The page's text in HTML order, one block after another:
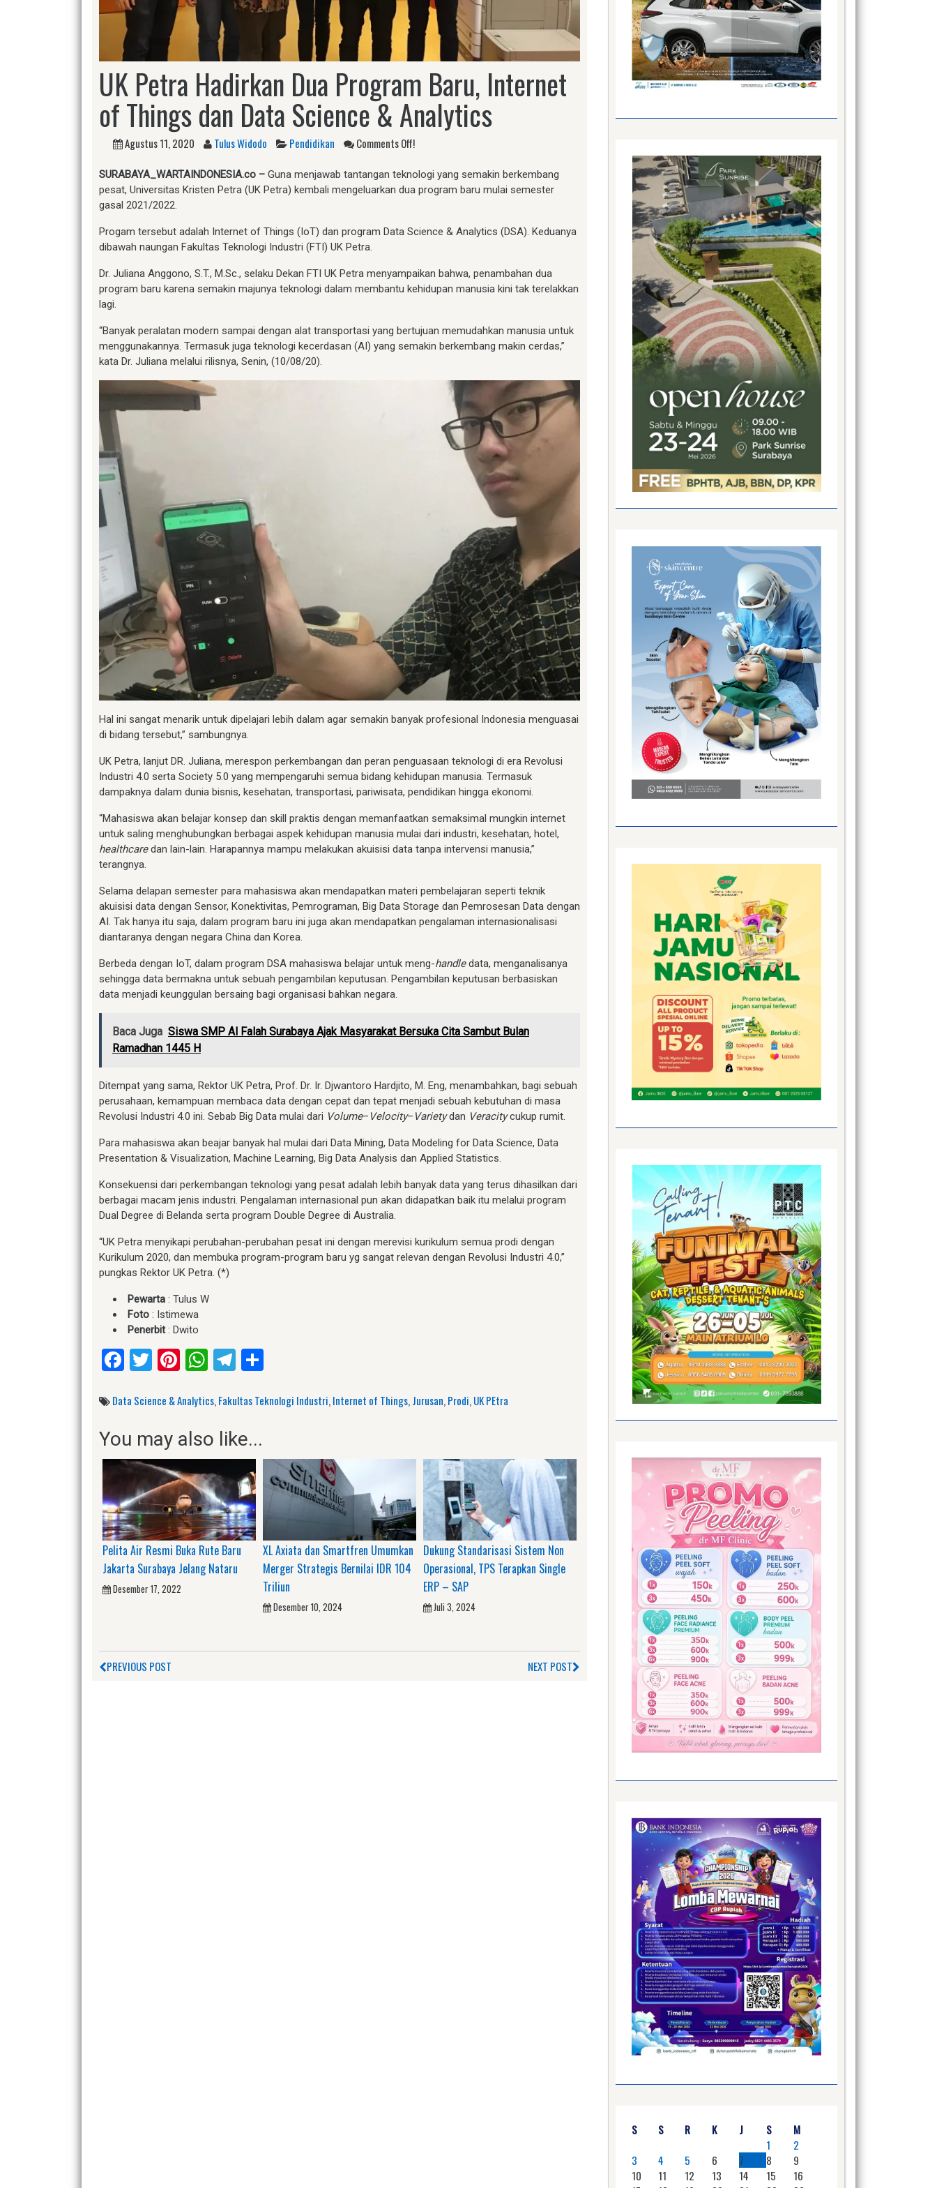
UK Petra Hadirkan Dua Program Baru, Internet
of Things dan Data Science & Analytics
Agustus 11, 2020 Tulus Widodo Pendidikan Comments Off!
SURABAYA_WARTAINDONESIA.co – Guna menjawab tantangan teknologi yang semakin berkembang
pesat, Universitas Kristen Petra (UK Petra) kembali mengeluarkan dua program baru mulai semester
gasal 2021/2022.
Progam tersebut adalah Internet of Things (IoT) dan program Data Science & Analytics (DSA). Keduanya
dibawah naungan Fakultas Teknologi Industri (FTI) UK Petra.
Dr. Juliana Anggono, S.T., M.Sc., selaku Dekan FTI UK Petra menyampaikan bahwa, penambahan dua
program baru karena semakin majunya teknologi dalam membantu kehidupan manusia kini tak terelakkan
lagi.
“Banyak peralatan modern sampai dengan alat transportasi yang bertujuan memudahkan manusia untuk
menggunakannya. Termasuk juga teknologi kecerdasan (AI) yang semakin berkembang makin cerdas,”
kata Dr. Juliana melalui rilisnya, Senin, (10/08/20).
Hal ini sangat menarik untuk dipelajari lebih dalam agar semakin banyak profesional Indonesia menguasai
di bidang tersebut,” sambungnya.
UK Petra, lanjut DR. Juliana, merespon perkembangan dan peran penguasaan teknologi di era Revolusi
Industri 4.0 serta Society 5.0 yang mempengaruhi semua bidang kehidupan manusia. Termasuk
dampaknya dalam dunia bisnis, kesehatan, transportasi, pariwisata, pendidikan hingga ekonomi.
“Mahasiswa akan belajar konsep dan skill praktis dengan memanfaatkan semaksimal mungkin internet
untuk saling menghubungkan berbagai aspek kehidupan manusia mulai dari industri, kesehatan, hotel,
healthcaredan lain-lain. Harapannya mampu melakukan akuisisi data tanpa intervensi manusia,”
terangnya.
Selama delapan semester para mahasiswa akan mendapatkan materi pembelajaran seperti teknik
akuisisi data dengan Sensor, Konektivitas, Pemrograman, Big Data Storage dan Pemrosesan Data dengan
AI. Tak hanya itu saja, dalam program baru ini juga akan mendapatkan pengalaman internasionalisasi
diantaranya dengan negara China dan Korea.
Berbeda dengan IoT, dalam program DSA mahasiswa belajar untuk meng-handledata, menganalisanya
sehingga data bermakna untuk sebuah pengambilan keputusan. Pengambilan keputusan berbasiskan
data menjadi keunggulan bersaing bagi organisasi bahkan negara.
Baca Juga Siswa SMP Al Falah Surabaya Ajak Masyarakat Bersuka Cita Sambut Bulan
Ramadhan 1445 H
Ditempat yang sama, Rektor UK Petra, Prof. Dr. Ir. Djwantoro Hardjito, M. Eng, menambahkan, bagi sebuah
perusahaan, kemampuan membaca data dengan cepat dan tepat menjadi sebuah kebutuhan di masa
Revolusi Industri 4.0 ini. Sebab Big Data mulai dari Volume– Velocity– Varietydan Veracitycukup rumit.
Para mahasiswa akan beajar banyak hal mulai dari Data Mining, Data Modeling for Data Science, Data
Presentation & Visualization, Machine Learning, Big Data Analysis dan Applied Statistics.
Konsekuensi dari perkembangan teknologi yang pesat adalah lebih banyak data yang terus dihasilkan dari
berbagai macam jenis industri. Pengalaman internasional pun akan didapatkan baik itu melalui program
Dual Degree di Belanda serta program Double Degree di Australia.
“UK Petra menyikapi perubahan-perubahan pesat ini dengan merevisi kurikulum semua prodi dengan
Kurikulum 2020, dan membuka program-program baru yg sangat relevan dengan Revolusi Industri 4.0,”
pungkas Rektor UK Petra. (*)
Pewarta : Tulus W
Foto : Istimewa
Penerbit: Dwito
Facebook
Twitter
Pinterest
WhatsApp
Telegram
Data Science & Analytics,Fakultas Teknologi Industri,Internet of Things,Jurusan,Prodi,UK PEtra
You may also like...
Pelita Air Resmi Buka Rute Baru
Jakarta Surabaya Jelang Nataru
Desember 17, 2022
XL Axiata dan Smartfren Umumkan
Merger Strategis Bernilai IDR 104
Triliun
Desember 10, 2024
Dukung Standarisasi Sistem Non
Operasional, TPS Terapkan Single
ERP – SAP
Juli 3, 2024
PREVIOUS POST NEXT POST
S S R K J S
M
1
2
3
4 5 6 7 8
9
10
11 12 13 14 15
16